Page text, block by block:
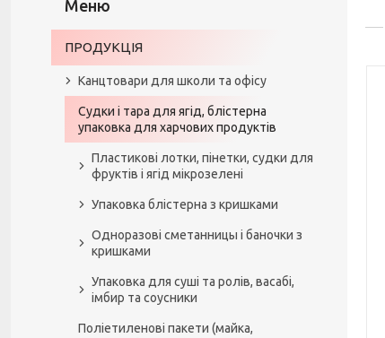
ПРОДУКЦІЯ
Канцтовари для школи та офісу
Судки і тара для ягід, блістерна
упаковка для харчових продуктів
Пластикові лотки, пінетки, судки для
фруктів і ягід мікрозелені
Упаковка блістерна з кришками
Одноразові сметанницы і баночки з
кришками
Упаковка для суші та ролів, васабі,
імбир та соусники
Поліетиленові пакети (майка,